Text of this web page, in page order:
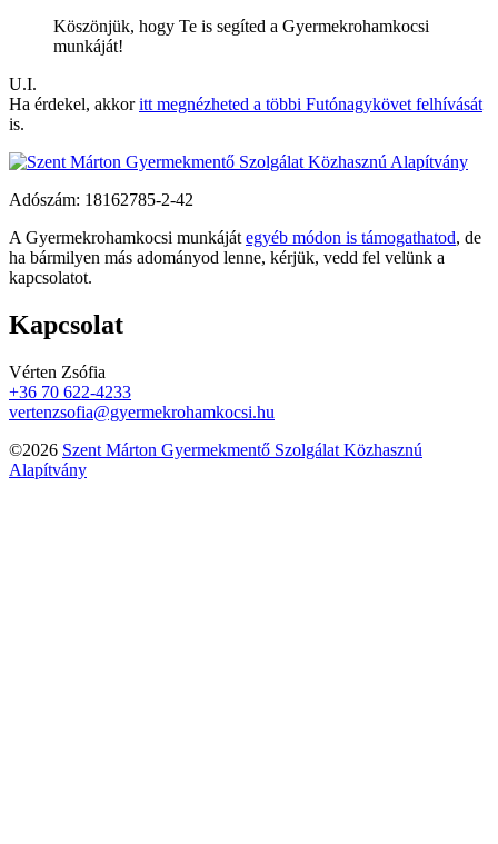
Köszönjük, hogy Te is segíted a Gyermek­roham­kocsi
munkáját!
U.I.
Ha érdekel, akkoritt megnézheted a többi Futónagykövet felhívását
is.
Adószám: 18162785-2-42
A Gyermekrohamkocsi munkáját egyéb módon is támogathatod, de
ha bármilyen más adományod lenne, kérjük, vedd fel velünk a
kapcsolatot.
Kapcsolat
Vérten Zsófia
+36 70 622-4233
vertenzsofia@gyermekrohamkocsi.hu
©2026 Szent Márton Gyermekmentő Szolgálat Közhasznú
Alapítvány